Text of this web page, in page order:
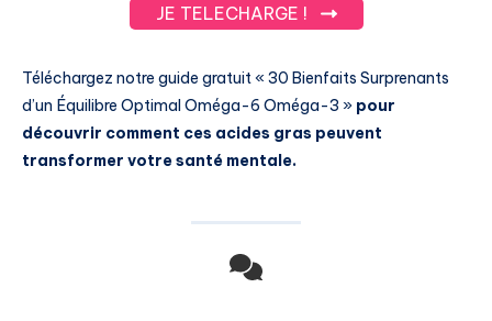
JE TELECHARGE !
Téléchargez notre guide gratuit « 30 Bienfaits Surprenants
d’un Équilibre Optimal Oméga-6 Oméga-3 » pour
découvrir comment ces acides gras peuvent
transformer votre santé mentale.